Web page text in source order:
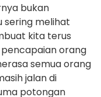
bukan
sering melihat
kita terus
orang
semua orang
jalan di
potongan